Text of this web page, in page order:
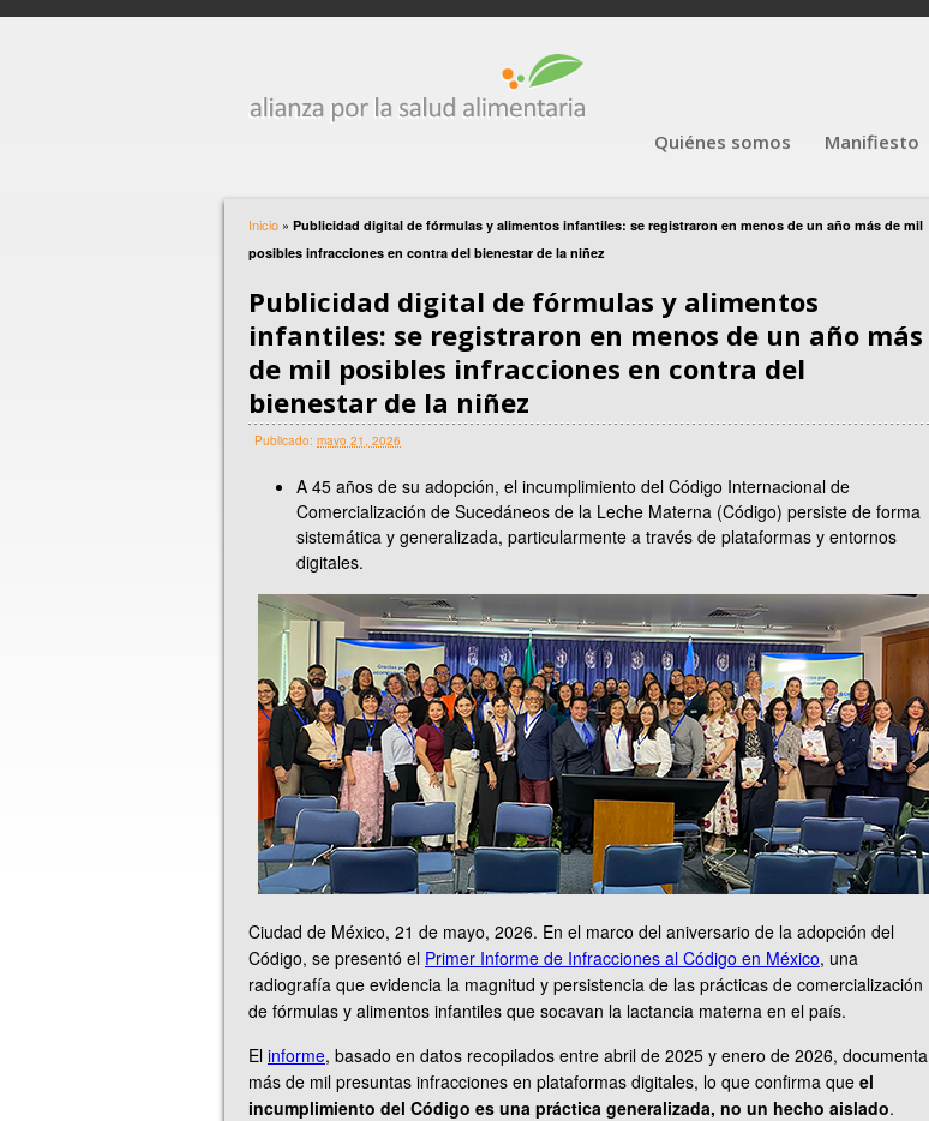
Quiénes somos Manifiesto
Inicio » Publicidad digital de fórmulas y alimentos infantiles: se registraron en menos de un año más de mil
posibles infracciones en contra del bienestar de la niñez
Publicidad digital de fórmulas y alimentos
infantiles: se registraron en menos de un año más
de mil posibles infracciones en contra del
bienestar de la niñez
Publicado: mayo 21, 2026
A 45 años de su adopción, el incumplimiento del Código Internacional de
Comercialización de Sucedáneos de la Leche Materna (Código) persiste de forma
sistemática y generalizada, particularmente a través de plataformas y entornos
digitales.
Ciudad de México, 21 de mayo, 2026. En el marco del aniversario de la adopción del
Código, se presentó el Primer Informe de Infracciones al Código en México, una
radiografía que evidencia la magnitud y persistencia de las prácticas de comercialización
de fórmulas y alimentos infantiles que socavan la lactancia materna en el país.
El informe, basado en datos recopilados entre abril de 2025 y enero de 2026, documenta
más de mil presuntas infracciones en plataformas digitales, lo que confirma que el
incumplimiento del Código es una práctica generalizada, no un hecho aislado.